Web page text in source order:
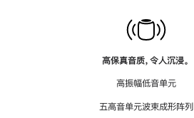
高保真音质，令人沉浸。
高振幅低音单元
五高音单元波束成形阵列